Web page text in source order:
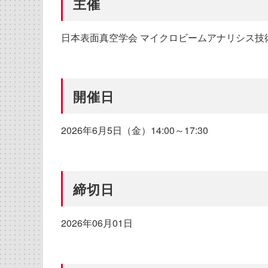
日本表面真空学会 マイクロビームアナリシス技
開催日
2026年6月5日（金）14:00～17:30
締切日
2026年06月01日